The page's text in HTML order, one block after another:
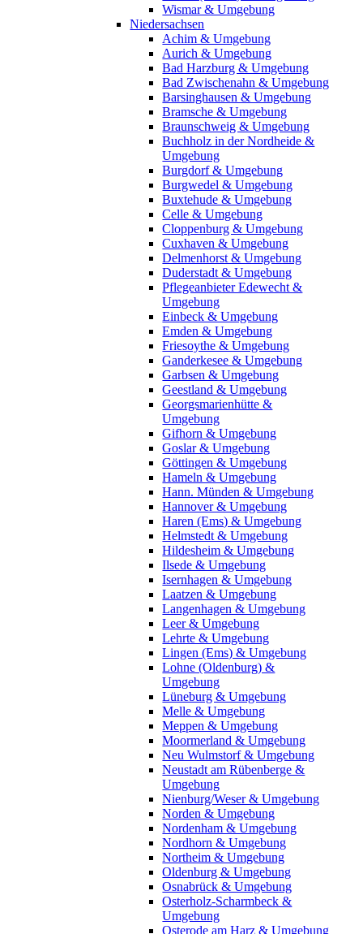
Wismar & Umgebung
Niedersachsen
Achim & Umgebung
Aurich & Umgebung
Bad Harzburg & Umgebung
Bad Zwischenahn & Umgebung
Barsinghausen & Umgebung
Bramsche & Umgebung
Braunschweig & Umgebung
Buchholz in der Nordheide &
Umgebung
Burgdorf & Umgebung
Burgwedel & Umgebung
Buxtehude & Umgebung
Celle & Umgebung
Cloppenburg & Umgebung
Cuxhaven & Umgebung
Delmenhorst & Umgebung
Duderstadt & Umgebung
Pflegeanbieter Edewecht &
Umgebung
Einbeck & Umgebung
Emden & Umgebung
Friesoythe & Umgebung
Ganderkesee & Umgebung
Garbsen & Umgebung
Geestland & Umgebung
Georgsmarienhütte &
Umgebung
Gifhorn & Umgebung
Goslar & Umgebung
Göttingen & Umgebung
Hameln & Umgebung
Hann. Münden & Umgebung
Hannover & Umgebung
Haren (Ems) & Umgebung
Helmstedt & Umgebung
Hildesheim & Umgebung
Ilsede & Umgebung
Isernhagen & Umgebung
Laatzen & Umgebung
Langenhagen & Umgebung
Leer & Umgebung
Lehrte & Umgebung
Lingen (Ems) & Umgebung
Lohne (Oldenburg) &
Umgebung
Lüneburg & Umgebung
Melle & Umgebung
Meppen & Umgebung
Moormerland & Umgebung
Neu Wulmstorf & Umgebung
Neustadt am Rübenberge &
Umgebung
Nienburg/Weser & Umgebung
Norden & Umgebung
Nordenham & Umgebung
Nordhorn & Umgebung
Northeim & Umgebung
Oldenburg & Umgebung
Osnabrück & Umgebung
Osterholz-Scharmbeck &
Umgebung
Osterode am Harz & Umgebung